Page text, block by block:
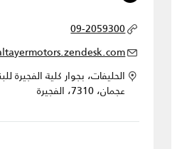
09-2059300
الحليفات، بجوار كلية الفجيرة
عجمان، 7310، الفجيرة